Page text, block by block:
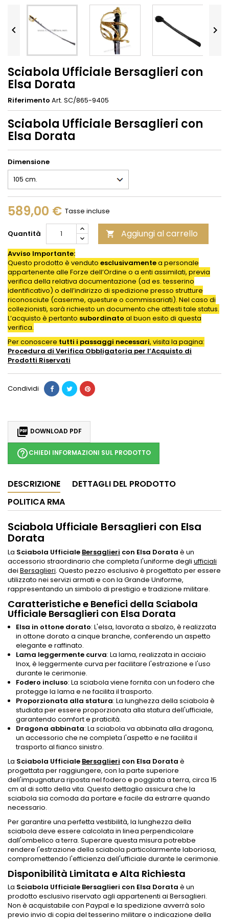
 
Sciabola Ufficiale Bersaglieri con
Elsa Dorata
Riferimento Art. SC/865-9405
Sciabola Ufficiale Bersaglieri con
Elsa Dorata
Dimensione
589,00 € Tasse incluse
Quantità  Aggiungi al carrello
Avviso Importante:
Questo prodotto è venduto esclusivamentea personale
appartenente alle Forze dell’Ordine o a enti assimilati, previa
verifica della relativa documentazione (ad es. tesserino
identificativo) o dell’indirizzo di spedizione presso strutture
riconosciute (caserme, questure o commissariati). Nel caso di
collezionisti, sarà richiesto un documento che attesti tale status.
L’acquisto è pertanto subordinato al buon esito di questa
verifica.
Per conoscere tutti i passaggi necessari, visita la pagina:
Procedura di Verifica Obbligatoria per l’Acquisto di
Prodotti Riservati
Condividi
 DOWNLOAD PDF
help_outlineCHIEDI INFORMAZIONI SUL PRODOTTO
DESCRIZIONE
DETTAGLI DEL PRODOTTO
POLITICA RMA
Sciabola Ufficiale Bersaglieri con Elsa
Dorata
La Sciabola Ufficiale Bersaglieri con Elsa Dorata è un
accessorio straordinario che completa l'uniforme degli ufficiali
dei Bersaglieri. Questo pezzo esclusivo è progettato per essere
utilizzato nei servizi armati e con la Grande Uniforme,
rappresentando un simbolo di prestigio e tradizione militare.
Caratteristiche e Benefici della Sciabola
Ufficiale Bersaglieri con Elsa Dorata
Elsa in ottone dorato: L'elsa, lavorata a sbalzo, è realizzata
in ottone dorato a cinque branche, conferendo un aspetto
elegante e raffinato.
Lama leggermente curva: La lama, realizzata in acciaio
Inox, è leggermente curva per facilitare l'estrazione e l'uso
durante le cerimonie.
Fodero incluso: La sciabola viene fornita con un fodero che
protegge la lama e ne facilita il trasporto.
Proporzionata alla statura: La lunghezza della sciabola è
studiata per essere proporzionata alla statura dell'ufficiale,
garantendo comfort e praticità.
Dragona abbinata: La sciabola va abbinata alla dragona,
un accessorio che ne completa l'aspetto e ne facilita il
trasporto al fianco sinistro.
La Sciabola Ufficiale Bersaglieri con Elsa Dorata è
progettata per raggiungere, con la parte superiore
dell'impugnatura riposta nel fodero e poggiata a terra, circa 15
cm al di sotto della vita. Questo dettaglio assicura che la
sciabola sia comoda da portare e facile da estrarre quando
necessario.
Per garantire una perfetta vestibilità, la lunghezza della
sciabola deve essere calcolata in linea perpendicolare
dall'ombelico a terra. Superare questa misura potrebbe
rendere l'estrazione della sciabola particolarmente laboriosa,
compromettendo l'efficienza dell'ufficiale durante le cerimonie.
Disponibilità Limitata e Alta Richiesta
La Sciabola Ufficiale Bersaglieri con Elsa Dorata è un
prodotto esclusivo riservato agli appartenenti ai Bersaglieri.
Non è acquistabile con Paypal e la spedizione avverrà solo
previo invio di copia del tesserino militare o indicazione della